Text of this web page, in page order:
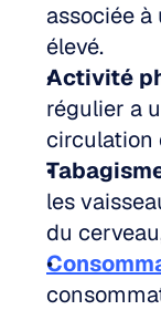
associée
élevé.
Activité
régulier a
circulation
les
du